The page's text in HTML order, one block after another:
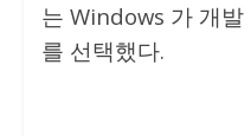
는 Windows 가 개
를 선택했다.